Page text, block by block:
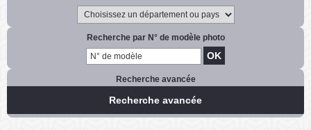
Recherche par N° de modèle photo
Recherche avancée
Recherche avancée